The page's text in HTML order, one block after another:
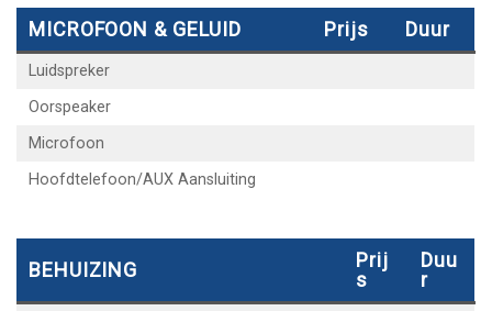
MICROFOON & GELUID Prijs Duur
Luidspreker
Oorspeaker
Microfoon
Hoofdtelefoon/AUX Aansluiting
BEHUIZING
Prij
S
Duu
R